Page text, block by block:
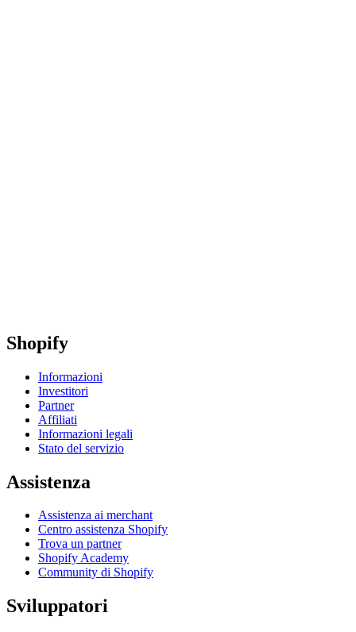
Shopify
Informazioni
Investitori
Partner
Affiliati
Informazioni legali
Stato del servizio
Assistenza
Assistenza ai merchant
Centro assistenza Shopify
Trova un partner
Shopify Academy
Community di Shopify
Sviluppatori